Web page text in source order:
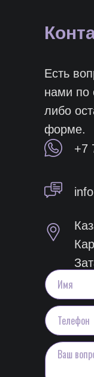
Есть
нами по
либо
форме.
+7